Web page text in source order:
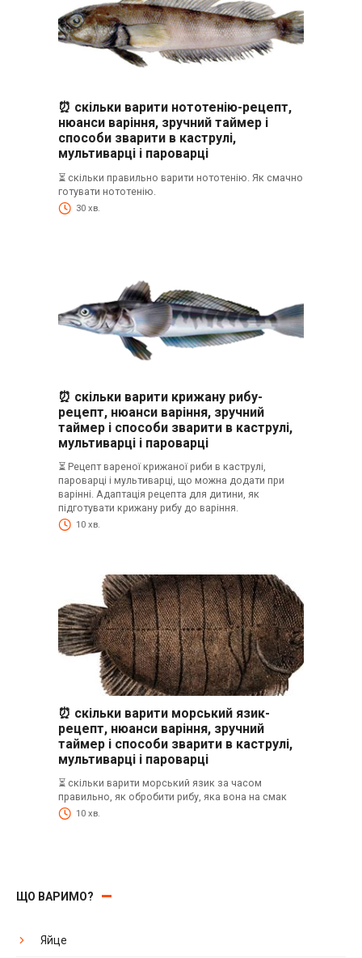
⏰ скільки варити нототенію-рецепт,
нюанси варіння, зручний таймер і
способи зварити в каструлі,
мультиварці і пароварці
⏳ скільки правильно варити нототенію. Як смачно
готувати нототенію.
30 хв.
⏰ скільки варити крижану рибу-
рецепт, нюанси варіння, зручний
таймер і способи зварити в каструлі,
мультиварці і пароварці
⏳ Рецепт вареної крижаної риби в каструлі,
пароварці і мультиварці, що можна додати при
варінні. Адаптація рецепта для дитини, як
підготувати крижану рибу до варіння.
10 хв.
⏰ скільки варити морський язик-
рецепт, нюанси варіння, зручний
таймер і способи зварити в каструлі,
мультиварці і пароварці
⏳ скільки варити морський язик за часом
правильно, як обробити рибу, яка вона на смак
10 хв.
ЩО ВАРИМО?
Яйце